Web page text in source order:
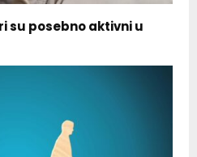
su posebno aktivni u